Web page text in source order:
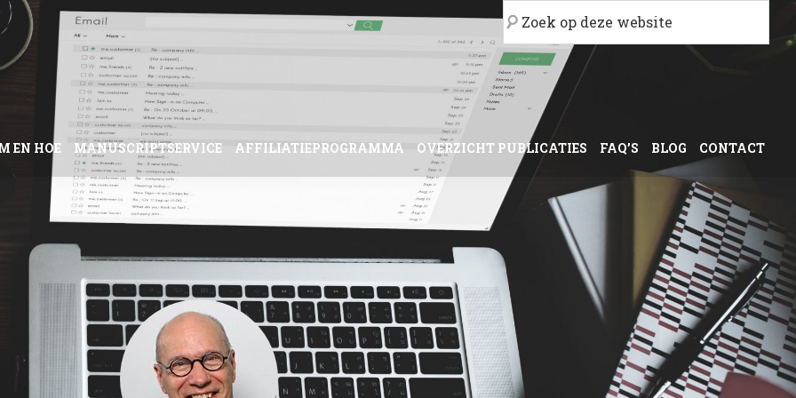
Zoek
op
deze
website
EN HOE MANUSCRIPTSERVICE AFFILIATIEPROGRAMMA OVERZICHT PUBLICATIES FAQ’S BLOG CONTACT